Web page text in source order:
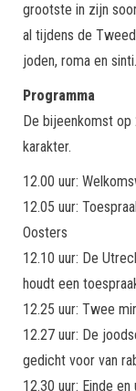
grootste in zijn
al tijdens de
joden, roma en sinti.
Programma
De bijeenkomst op
karakter.
12.00 uur:
12.05 uur:
Oosters
12.10 uur: De
houdt een
12.25 uur: Twee
12.27 uur: De
gedicht voor van
12.30 uur: Einde